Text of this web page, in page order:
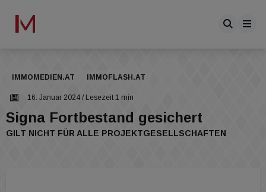
IMMOMEDIEN.AT IMMOFLASH.AT
16. Januar 2024 / Lesezeit 1 min
Signa Fortbestand gesichert
GILT NICHT FÜR ALLE PROJEKTGESELLSCHAFTEN